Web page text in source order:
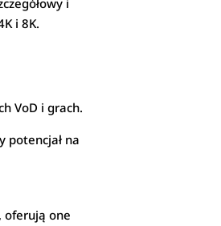
i
i 8K.
VoD i grach.
potencjał na
oferują one